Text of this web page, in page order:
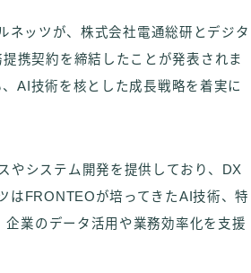
ネッツが、株式会社電通総研とデジタ
携契約を締結したことが発表されま
AI技術を核とした成長戦略を着実に
やシステム開発を提供しており、DX
はFRONTEOが培ってきたAI技術、特
業のデータ活用や業務効率化を支援